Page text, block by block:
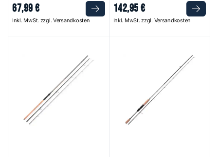
67,99€
Inkl. MwSt. zzgl. Versandkosten
142,95€
Inkl. MwSt. zzgl. Versandkosten